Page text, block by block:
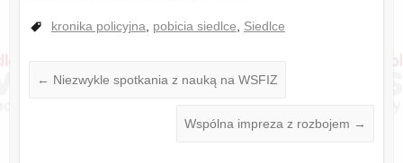
kronika policyjna, pobicia siedlce, Siedlce
← Niezwykle spotkania z nauką na WSFIZ
Wspólna impreza z rozbojem →